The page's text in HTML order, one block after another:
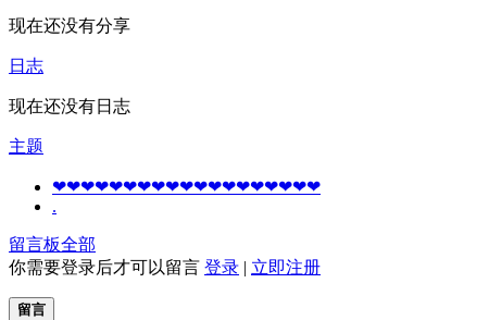
现在还没有分享
日志
现在还没有日志
主题
❤❤❤❤❤❤❤❤❤❤❤❤❤❤❤❤❤❤❤
.
留言板全部
你需要登录后才可以留言 登录 | 立即注册
留言